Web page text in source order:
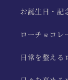
お誕生日・記
ローチョコレ
日常を整える